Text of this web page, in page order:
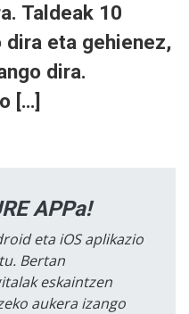
Taldeak 10
eta gehienez,
dira.
[…]
APPa!
eta iOS aplikazio
Bertan
eskaintzen
aukera izango